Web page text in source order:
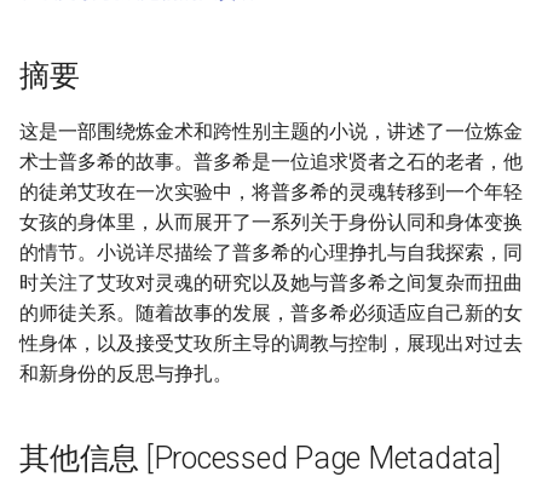
摘要
这是一部围绕炼金术和跨性别主题的小说，讲述了一位炼金
术士普多希的故事。普多希是一位追求贤者之石的老者，他
的徒弟艾玫在一次实验中，将普多希的灵魂转移到一个年轻
女孩的身体里，从而展开了一系列关于身份认同和身体变换
的情节。小说详尽描绘了普多希的心理挣扎与自我探索，同
时关注了艾玫对灵魂的研究以及她与普多希之间复杂而扭曲
的师徒关系。随着故事的发展，普多希必须适应自己新的女
性身体，以及接受艾玫所主导的调教与控制，展现出对过去
和新身份的反思与挣扎。
其他信息 [Processed Page Metadata]